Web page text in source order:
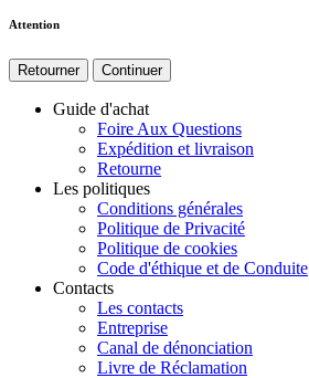
Attention
Retourner Continuer
Guide d'achat
Foire Aux Questions
Expédition et livraison
Retourne
Les politiques
Conditions générales
Politique de Privacité
Politique de cookies
Code d'éthique et de Conduite
Contacts
Les contacts
Entreprise
Canal de dénonciation
Livre de Réclamation